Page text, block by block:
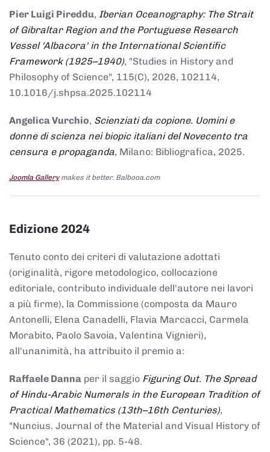
Pier Luigi Pireddu, Iberian Oceanography: The Strait
of Gibraltar Region and the Portuguese Research
Vessel 'Albacora' in the International Scientific
Framework (1925–1940), "Studies in History and
Philosophy of Science", 115(C), 2026, 102114,
10.1016/j.shpsa.2025.102114
Angelica Vurchio, Scienziati da copione. Uomini e
donne di scienza nei biopic italiani del Novecento tra
censura e propaganda, Milano: Bibliografica, 2025.
Joomla Gallerymakes it better. Balbooa.com
Edizione 2024
Tenuto conto dei criteri di valutazione adottati
(originalità, rigore metodologico, collocazione
editoriale, contributo individuale dell'autore nei lavori
a più firme), la Commissione (composta da Mauro
Antonelli, Elena Canadelli, Flavia Marcacci, Carmela
Morabito, Paolo Savoia, Valentina Vignieri),
all'unanimità, ha attribuito il premio a:
Raffaele Danna per il saggio Figuring Out. The Spread
of Hindu-Arabic Numerals in the European Tradition of
Practical Mathematics (13th–16th Centuries),
"Nuncius. Journal of the Material and Visual History of
Science", 36 (2021), pp. 5-48.